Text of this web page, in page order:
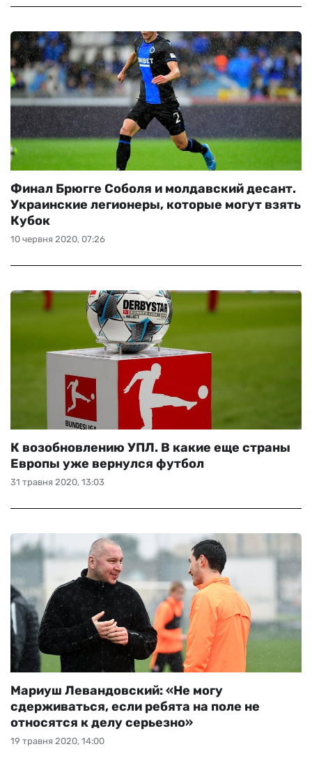
10 червня 2020, 07:26
Финал Брюгге Соболя и молдавский десант.
Украинские легионеры, которые могут взять
Кубок
31 травня 2020, 13:03
К возобновлению УПЛ. В какие еще страны
Европы уже вернулся футбол
19 травня 2020, 14:00
Мариуш Левандовский: «Не могу
сдерживаться, если ребята на поле не
относятся к делу серьезно»